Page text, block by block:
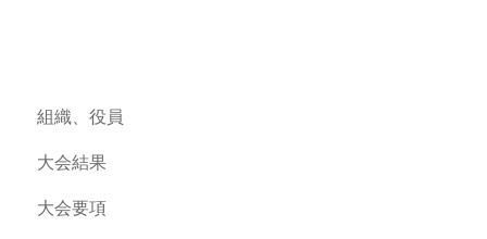
組織、役員
大会結果
大会要項